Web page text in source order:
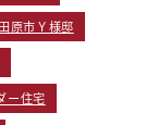
原市Ｙ様邸
ー住宅